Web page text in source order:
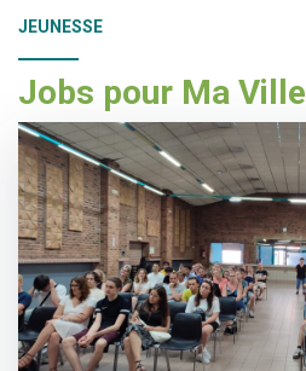
JEUNESSE
Jobs pour Ma Ville